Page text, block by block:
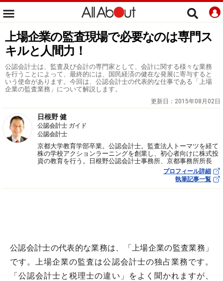
上場企業の監査現場で必要なのは専門ス
キルと人間力！
公認会計士は、監査及び会計の専門家として、会計に関する様々な業務
を行うことによって、最終的には、国民経済の健在な発展に寄与すると
いう使命があります。今回は、公認会計士の代表的な仕事である「上場
企業の監査業務」について解説します。
更新日： 2015年08月02日
日根野 健
公認会計士 ガイド
公認会計士
京都大学教育学部卒業。公認会計士。監査法人トーマツを経て
株の学校アクションラーニングを創業し、初心者向けに株式投
資の教育を行う。日根野公認会計士事務所、京都事務所所長
プロフィール詳細
執筆記事一覧
公認会計士の代表的な業務は、「上場企業の監査業務」
です。上場企業の監査は公認会計士の独占業務です。
「公認会計士と税理士の違い」をよく聞かれますが、